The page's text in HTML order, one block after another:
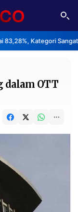
Sangat Memuaskan.
dalam OTT